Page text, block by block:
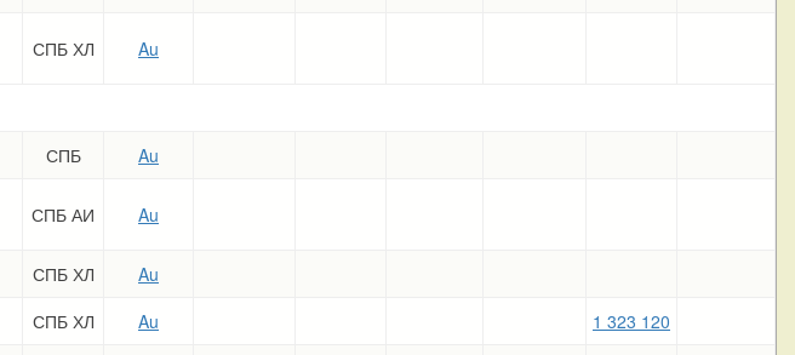
СПБ ХЛ Au
СПБ
Au
СПБ АИ Au
СПБ ХЛ
Au
СПБ ХЛ Au
1 323 120